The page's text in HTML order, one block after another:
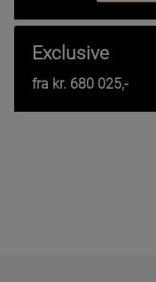
Exclusive
fra kr. 680 025,-